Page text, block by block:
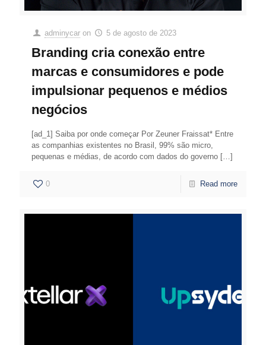
adminycar on 5 de agosto de 2023
Branding cria conexão entre
marcas e consumidores e pode
impulsionar pequenos e médios
negócios
[ad_1] Saiba por onde começar Por Zeuner Fraissat* Entre
as companhias existentes no Brasil, 99% são micro,
pequenas e médias, de acordo com dados do governo […]
0 Read more